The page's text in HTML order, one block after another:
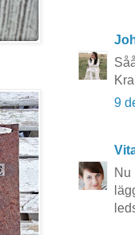
9
Nu